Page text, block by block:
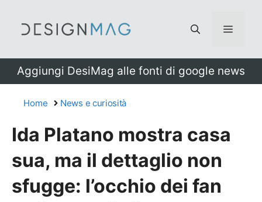
Menu
Aggiungi DesiMag alle fonti di google news
Home News e curiosità
Ida Platano mostra casa
sua, ma il dettaglio non
sfugge: l’occhio dei fan